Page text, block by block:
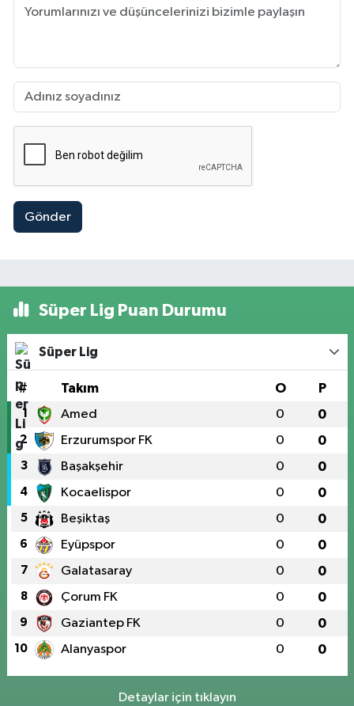
Gönder
Süper Lig Puan Durumu
Süper Lig
# Takım O P
1 Amed 0 0
2 Erzurumspor FK 0 0
3 Başakşehir 0 0
4 Kocaelispor 0 0
5 Beşiktaş 0 0
6 Eyüpspor 0 0
7 Galatasaray 0 0
8 Çorum FK 0 0
9 Gaziantep FK 0 0
10 Alanyaspor 0 0
Detaylar için tıklayın